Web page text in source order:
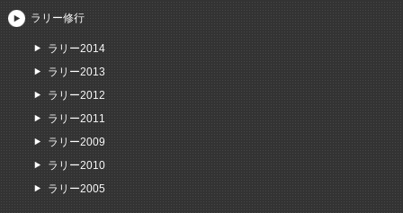
ラリー修行
ラリー2014
ラリー2013
ラリー2012
ラリー2011
ラリー2009
ラリー2010
ラリー2005